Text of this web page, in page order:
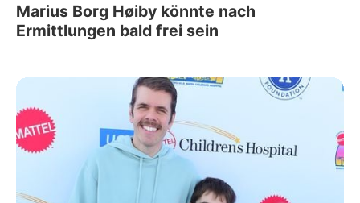
Marius Borg Høiby könnte nach
Ermittlungen bald frei sein